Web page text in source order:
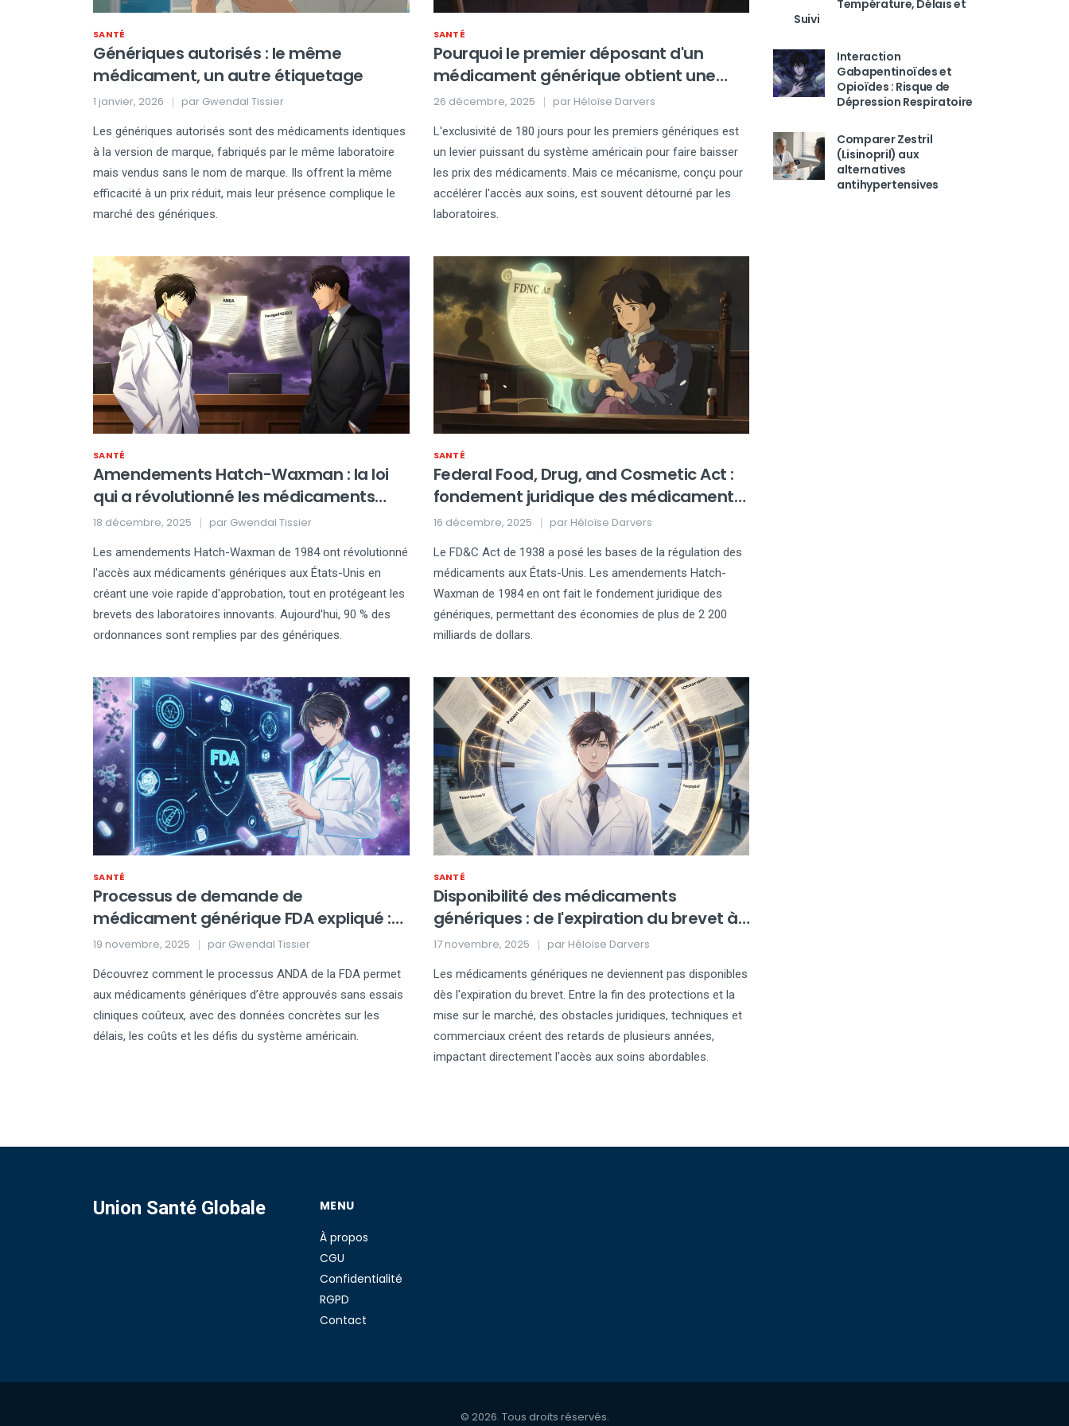
SANTÉ
Génériques autorisés : le même
médicament, un autre étiquetage
1 janvier, 2026 par Gwendal Tissier
Les génériques autorisés sont des médicaments identiques
à la version de marque, fabriqués par le même laboratoire
mais vendus sans le nom de marque. Ils offrent la même
efficacité à un prix réduit, mais leur présence complique le
marché des génériques.
SANTÉ
Pourquoi le premier déposant d'un
médicament générique obtient une
exclusivité de 180 jours
26 décembre, 2025 par Héloïse Darvers
L'exclusivité de 180 jours pour les premiers génériques est
un levier puissant du système américain pour faire baisser
les prix des médicaments. Mais ce mécanisme, conçu pour
accélérer l'accès aux soins, est souvent détourné par les
laboratoires.
SANTÉ
Amendements Hatch-Waxman : la loi
qui a révolutionné les médicaments
génériques aux États-Unis
18 décembre, 2025 par Gwendal Tissier
Les amendements Hatch-Waxman de 1984 ont révolutionné
l'accès aux médicaments génériques aux États-Unis en
créant une voie rapide d'approbation, tout en protégeant les
brevets des laboratoires innovants. Aujourd'hui, 90 % des
ordonnances sont remplies par des génériques.
SANTÉ
Federal Food, Drug, and Cosmetic Act :
fondement juridique des médicaments
génériques aux États-Unis
16 décembre, 2025 par Héloïse Darvers
Le FD&C Act de 1938 a posé les bases de la régulation des
médicaments aux États-Unis. Les amendements Hatch-
Waxman de 1984 en ont fait le fondement juridique des
génériques, permettant des économies de plus de 2 200
milliards de dollars.
SANTÉ
Processus de demande de
médicament générique FDA expliqué :
ANDA et équivalence thérapeutique
19 novembre, 2025 par Gwendal Tissier
Découvrez comment le processus ANDA de la FDA permet
aux médicaments génériques d’être approuvés sans essais
cliniques coûteux, avec des données concrètes sur les
délais, les coûts et les défis du système américain.
SANTÉ
Disponibilité des médicaments
génériques : de l'expiration du brevet à
la mise sur le marché
17 novembre, 2025 par Héloïse Darvers
Les médicaments génériques ne deviennent pas disponibles
dès l'expiration du brevet. Entre la fin des protections et la
mise sur le marché, des obstacles juridiques, techniques et
commerciaux créent des retards de plusieurs années,
impactant directement l'accès aux soins abordables.
Température, Délais et
Suivi
Interaction
Gabapentinoïdes et
Opioïdes : Risque de
Dépression Respiratoire
Comparer Zestril
(Lisinopril) aux
alternatives
antihypertensives
Union Santé Globale
MENU
À propos
CGU
Confidentialité
RGPD
Contact
© 2026. Tous droits réservés.